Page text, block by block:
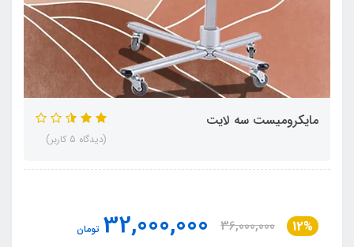
مایکرومیست سه لایت
(دیدگاه 5 کاربر)
12%
36,000,000
32,000,000 تومان